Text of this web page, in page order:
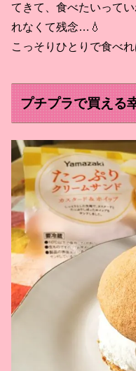
てきて、食べたいって
れなくて残念…💧
こっそりひとりで食べ
プチプラで買える